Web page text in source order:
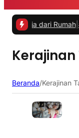
dari Rumah |#2 -
Beranda/Kerajinan